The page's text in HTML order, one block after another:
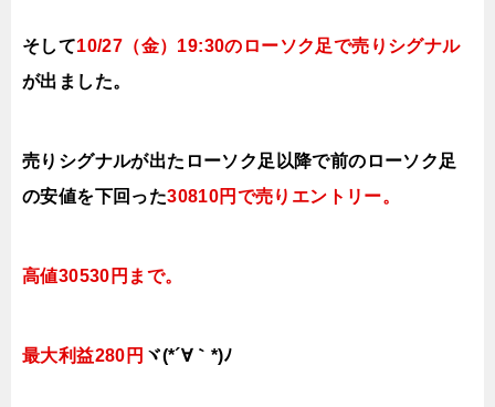
そして10/27（金）19:30の ローソク足で売り シグナル
が出ました。
売りシグナルが出たローソク足以降で前の ローソク足
の安値を下回った30810円で売りエントリー。
高値30530円まで。
最大利益280円 ヾ(*´∀｀*)ﾉ